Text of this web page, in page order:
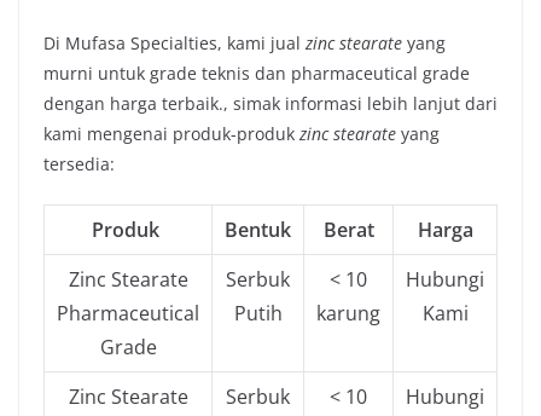
Di Mufasa Specialties, kami jual zinc stearate yang
murni untuk grade teknis dan pharmaceutical grade
dengan harga terbaik., simak informasi lebih lanjut dari
kami mengenai produk-produk zinc stearate yang
tersedia:
Produk Bentuk Berat
Harga
Zinc Stearate
Pharmaceutical
Grade
Serbuk
Putih
< 10
karung
Hubungi
Kami
Zinc Stearate
Serbuk
< 10
Hubungi